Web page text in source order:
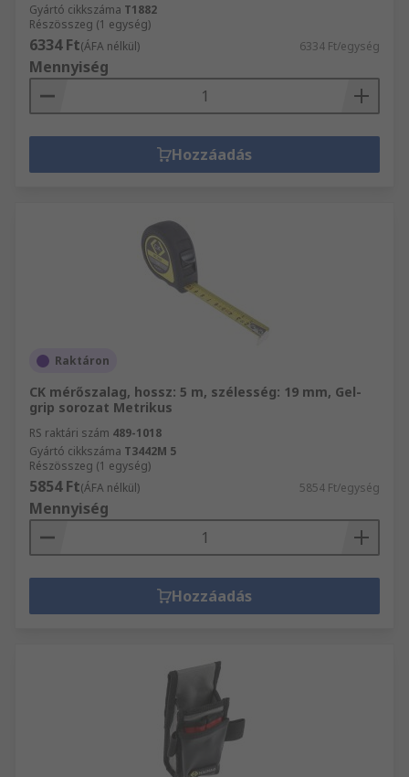
Gyártó cikkszáma T1882
Részösszeg (1 egység)
6334 Ft(ÁFA nélkül) 6334 Ft/egység
Mennyiség
Hozzáadás
Raktáron
CK mérőszalag, hossz: 5 m, szélesség: 19 mm, Gel-
grip sorozat Metrikus
RS raktári szám 489-1018
Gyártó cikkszáma T3442M 5
Részösszeg (1 egység)
5854 Ft(ÁFA nélkül) 5854 Ft/egység
Mennyiség
Hozzáadás